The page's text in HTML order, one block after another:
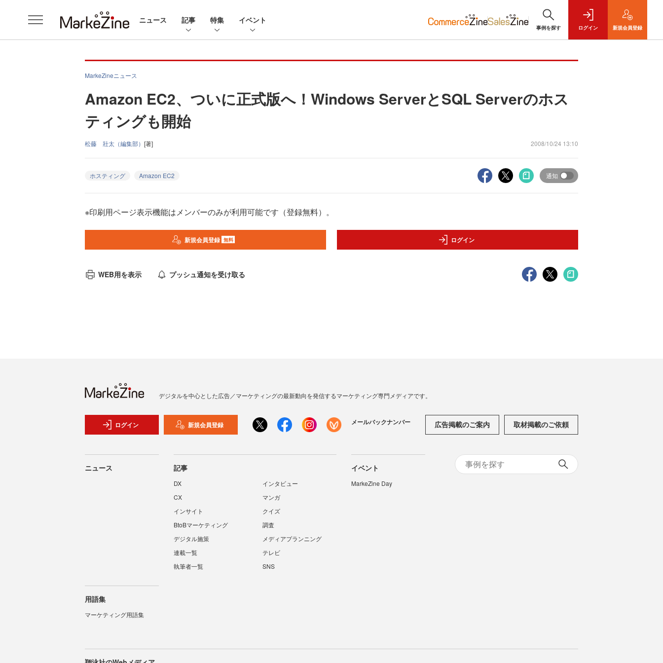
ニュース 記事 特集 イベント
事例を探す ログイン 新規会員登録
MarkeZineニュース
Amazon EC2、ついに正式版へ！Windows ServerとSQL Serverのホス
ティングも開始
松藤 壯太（編集部） [著] 2008/10/24 13:10
ホスティング Amazon EC2 通知
※印刷用ページ表示機能はメンバーのみが利用可能です（登録無料）。
新規会員登録 無料 ログイン
WEB用を表示 プッシュ通知を受け取る
デジタルを中心とした広告／マーケティングの最新動向を発信するマーケティング専門メディアです。
ログイン 新規会員登録 メールバックナンバー 広告掲載のご案内 取材掲載のご依頼
ニュース 記事
DX
インタビュー
CX
マンガ
インサイト
クイズ
BtoBマーケティング
調査
デジタル施策
メディアプランニング
連載一覧
テレビ
執筆者一覧
SNS
イベント
MarkeZine Day
用語集
マーケティング用語集